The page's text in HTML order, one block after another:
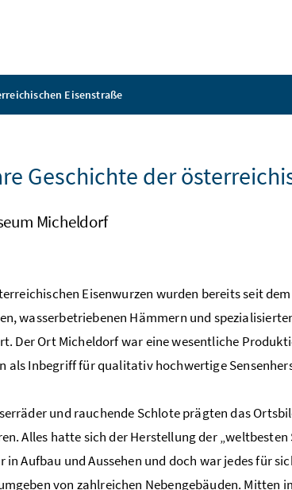
Eisenstraße
Geschichte der
Micheldorf
Eisenwurzen wurden bereits seit
wasserbetriebenen Hämmern und
Der Ort Micheldorf war eine wesentliche
als Inbegriff für qualitativ hochwertige
und rauchende Schlote prägten das
Alles hatte sich der Herstellung der
in Aufbau und Aussehen und doch war jedes für
von zahlreichen Nebengebäuden. Mitten